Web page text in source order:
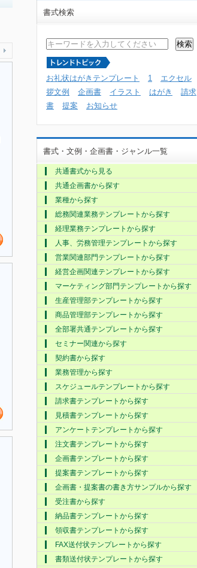
書式検索
お礼状はがきテンプレート 1 エクセル
拶文例
企画書 イラスト はがき
請求
書
提案 お知らせ
書式・文例・企画書・ジャンル一覧
共通書式から見る
共通企画書から探す
業種から探す
総務関連業務テンプレートから探す
経理業務テンプレートから探す
人事、労務管理テンプレートから探す
営業関連部門テンプレートから探す
経営企画関連テンプレートから探す
マーケティング部門テンプレートから探す
生産管理部テンプレートから探す
商品管理部テンプレートから探す
全部署共通テンプレートから探す
セミナー関連から探す
契約書から探す
業務管理から探す
スケジュールテンプレートから探す
請求書テンプレートから探す
見積書テンプレートから探す
アンケートテンプレートから探す
注文書テンプレートから探す
企画書テンプレートから探す
提案書テンプレートから探す
企画書・提案書の書き方サンプルから探す
受注書から探す
納品書テンプレートから探す
領収書テンプレートから探す
FAX送付状テンプレートから探す
書類送付状テンプレートから探す